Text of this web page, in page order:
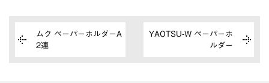
ムク ペーパーホルダーA
2連
YAOTSU-W ペーパーホ
ルダー